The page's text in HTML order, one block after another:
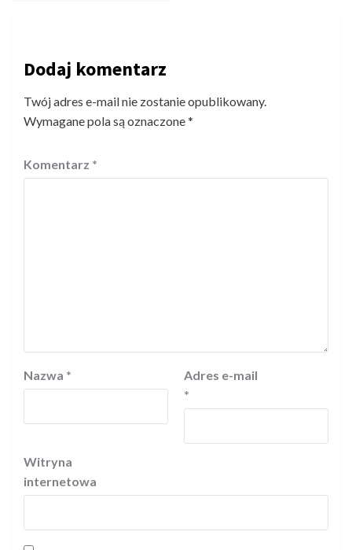
Dodaj komentarz
Twój adres e-mail nie zostanie opublikowany.
Wymagane pola są oznaczone*
Komentarz *
Nazwa *
Adres e-mail
*
Witryna
internetowa